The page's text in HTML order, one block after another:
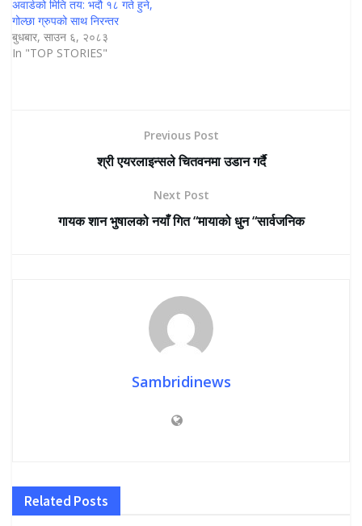
अवार्डको मिति तय: भदौ १८ गते हुने,
गोल्छा ग्रुपको साथ निरन्तर
बुधबार, साउन ६, २०८३
In "TOP STORIES"
Previous Post
श्री एयरलाइन्सले चितवनमा उडान गर्दै
Next Post
गायक शान भुषालको नयाँ गित “मायाको धुन “सार्वजनिक
Sambridinews
Related Posts